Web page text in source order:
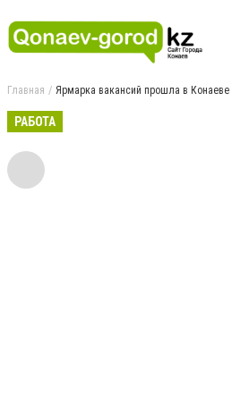
Главная Ярмарка вакансий прошла в Конаеве
РАБОТА